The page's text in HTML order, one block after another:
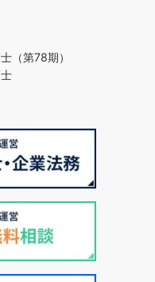
（第78期）